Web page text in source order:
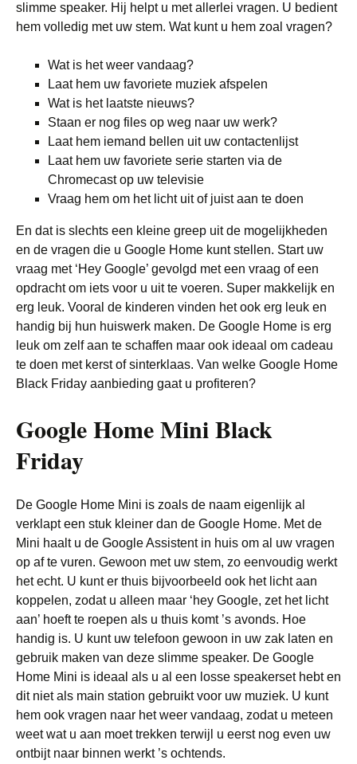
slimme speaker. Hij helpt u met allerlei vragen. U bedient
hem volledig met uw stem. Wat kunt u hem zoal vragen?
Wat is het weer vandaag?
Laat hem uw favoriete muziek afspelen
Wat is het laatste nieuws?
Staan er nog files op weg naar uw werk?
Laat hem iemand bellen uit uw contactenlijst
Laat hem uw favoriete serie starten via de
Chromecast op uw televisie
Vraag hem om het licht uit of juist aan te doen
En dat is slechts een kleine greep uit de mogelijkheden
en de vragen die u Google Home kunt stellen. Start uw
vraag met ‘Hey Google’ gevolgd met een vraag of een
opdracht om iets voor u uit te voeren. Super makkelijk en
erg leuk. Vooral de kinderen vinden het ook erg leuk en
handig bij hun huiswerk maken. De Google Home is erg
leuk om zelf aan te schaffen maar ook ideaal om cadeau
te doen met kerst of sinterklaas. Van welke Google Home
Black Friday aanbieding gaat u profiteren?
Google Home Mini Black
Friday
De Google Home Mini is zoals de naam eigenlijk al
verklapt een stuk kleiner dan de Google Home. Met de
Mini haalt u de Google Assistent in huis om al uw vragen
op af te vuren. Gewoon met uw stem, zo eenvoudig werkt
het echt. U kunt er thuis bijvoorbeeld ook het licht aan
koppelen, zodat u alleen maar ‘hey Google, zet het licht
aan’ hoeft te roepen als u thuis komt ’s avonds. Hoe
handig is. U kunt uw telefoon gewoon in uw zak laten en
gebruik maken van deze slimme speaker. De Google
Home Mini is ideaal als u al een losse speakerset hebt en
dit niet als main station gebruikt voor uw muziek. U kunt
hem ook vragen naar het weer vandaag, zodat u meteen
weet wat u aan moet trekken terwijl u eerst nog even uw
ontbijt naar binnen werkt ’s ochtends.